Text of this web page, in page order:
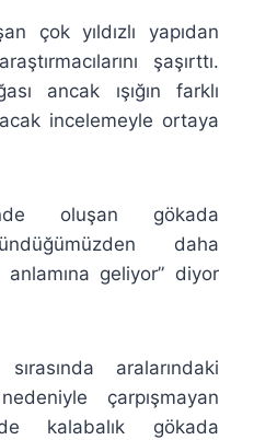
çok yıldızlı yapıdan
şaşırttı.
ancak ışığın farklı
incelemeyle ortaya
oluşan gökada
daha
geliyor” diyor
aralarındaki
çarpışmayan
kalabalık gökada